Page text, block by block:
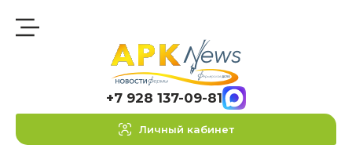
+7 928 137-09-81
Личный кабинет